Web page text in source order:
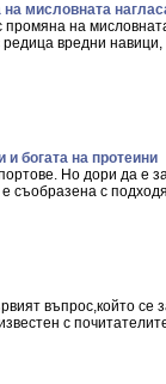
мисловната
на
вредни
богата на протеини
Но дори да е
е съобразена с
въпрос,който се
с